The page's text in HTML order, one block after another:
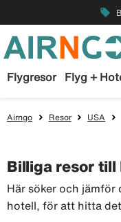
local_offer
Flygresor Flyg +
Airngo Resor USA
Billiga resor till
Här söker och jämför
hotell, för att hitta